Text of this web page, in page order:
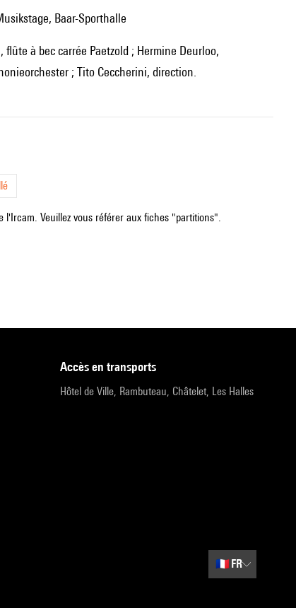
Baar-Sporthalle
; Tito Ceccherini, direction.
Veuillez vous référer aux fiches "partitions".
accès en transports
Hôtel de Ville, Rambuteau, Châtelet, Les Halles
🇫🇷 FR